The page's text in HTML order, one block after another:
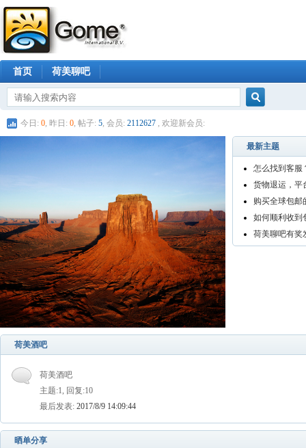
首页 荷美聊吧
今日: 0, 昨日: 0, 帖子: 5, 会员: 2112627 , 欢迎新会员:
最新主题
怎么找到客服
货物退运，平
购买全球包邮
如何顺利收到
荷美聊吧有奖
荷美酒吧
荷美酒吧
主题:1, 回复:10
最后发表: 2017/8/9 14:09:44
晒单分享